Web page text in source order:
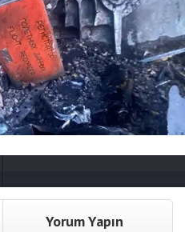
Yorum Yapın